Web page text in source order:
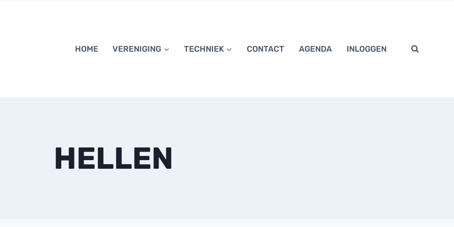
HOME VERENIGING TECHNIEK CONTACT AGENDA INLOGGEN
HELLEN